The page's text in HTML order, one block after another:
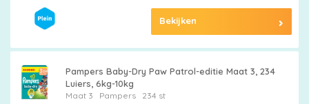
Bekijken
Pampers Baby-Dry Paw Patrol-editie Maat 3, 234
Luiers, 6kg-10kg
Maat 3 Pampers
234 st